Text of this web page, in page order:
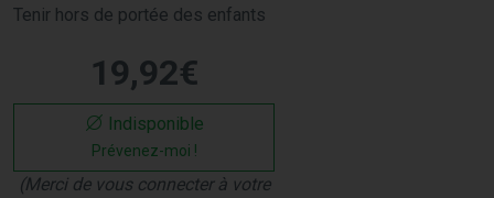
Tenir hors de portée des enfants
19,92€
Indisponible
Prévenez-moi !
(Merci de vous connecter à votre